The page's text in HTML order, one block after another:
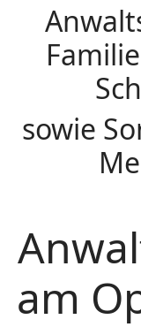
sowie
am